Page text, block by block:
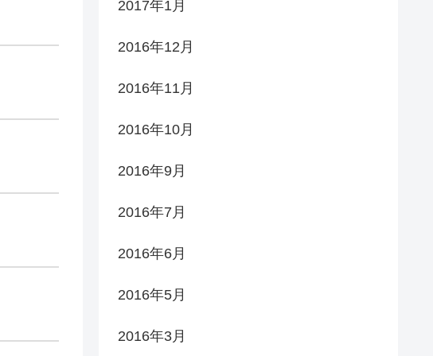
2017年1月
2016年12月
2016年11月
2016年10月
2016年9月
2016年7月
2016年6月
2016年5月
2016年3月